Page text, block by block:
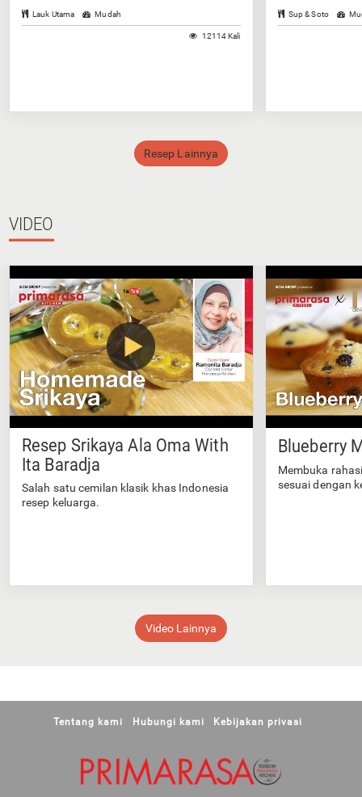
Lauk Utama Mudah
12114 Kali
Sup & Soto
Resep Lainnya
VIDEO
Resep Srikaya Ala Oma With
Ita Baradja
Salah satu cemilan klasik khas Indonesia
resep keluarga.
Blueberry
Membuka
sesuai dengan
Video Lainnya
Tentang kami Hubungi kami Kebijakan privasi